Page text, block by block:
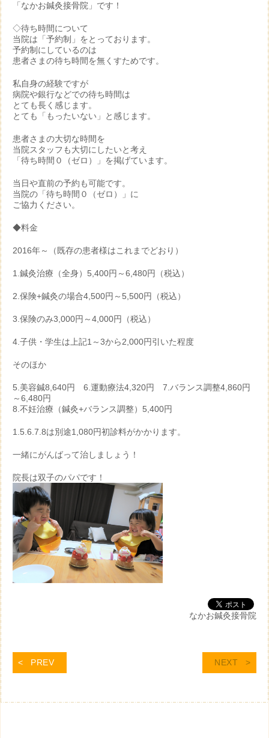
「なかお鍼灸接骨院」です！
◇待ち時間について
当院は「予約制」をとっております。
予約制にしているのは
患者さまの待ち時間を無くすためです。
私自身の経験ですが
病院や銀行などでの待ち時間は
とても長く感じます。
とても「もったいない」と感じます。
患者さまの大切な時間を
当院スタッフも大切にしたいと考え
「待ち時間０（ゼロ）」を掲げています。
当日や直前の予約も可能です。
当院の「待ち時間０（ゼロ）」に
ご協力ください。
◆料金
2016年～（既存の患者様はこれまでどおり）
1.鍼灸治療（全身）5,400円～6,480円（税込）
2.保険+鍼灸の場合4,500円～5,500円（税込）
3.保険のみ3,000円～4,000円（税込）
4.子供・学生は上記1～3から2,000円引いた程度
そのほか
5.美容鍼8,640円 6.運動療法4,320円 7.バランス調整4,860円
～6,480円
8.不妊治療（鍼灸+バランス調整）5,400円
1.5.6.7.8は別途1,080円初診料がかかります。
一緒にがんばって治しましょう！
院長は双子のパパです！
なかお鍼灸接骨院
PREV NEXT